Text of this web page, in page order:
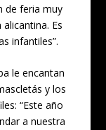
de feria muy
Es
infantiles”.
le encantan
y los
“Este año
a nuestra